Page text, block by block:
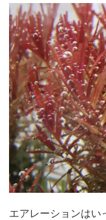
エアレーションはい